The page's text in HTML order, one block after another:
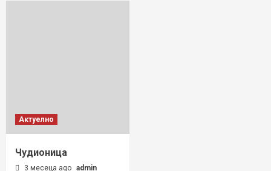
Актуелно
Чудионица
3 месеца ago admin